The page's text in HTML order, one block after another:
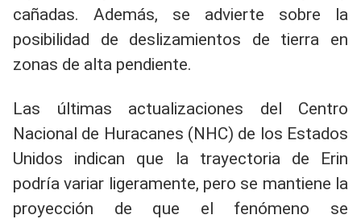
cañadas. Además, se advierte sobre la
posibilidad de deslizamientos de tierra en
zonas de alta pendiente.
​Las últimas actualizaciones del Centro
Nacional de Huracanes (NHC) de los Estados
Unidos indican que la trayectoria de Erin
podría variar ligeramente, pero se mantiene la
proyección de que el fenómeno se